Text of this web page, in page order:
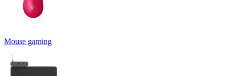
Mouse gaming